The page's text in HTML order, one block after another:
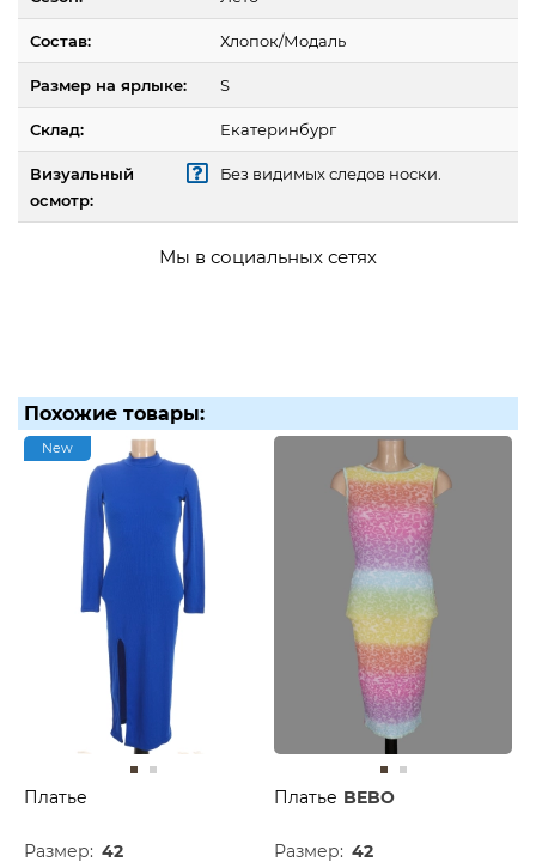
Состав: Хлопок/Модаль
Размер на ярлыке: S
Склад: Екатеринбург
Визуальный
осмотр:
Без видимых следов носки.
Мы в социальных сетях
Похожие товары:
New
Платье
Размер: 42
Платье BEBO
Размер: 42